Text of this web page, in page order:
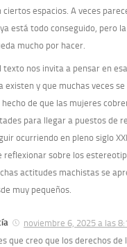
ciertos espacios. A veces
está todo conseguido, pero
mucho por hacer.
texto nos invita a pensar en
existen y que muchas veces
de que las mujeres
para llegar a puestos de
ocurriendo en pleno siglo
reflexionar sobre los
actitudes machistas se
muy pequeños.
noviembre 6, 2025 a las
que creo que los derechos de